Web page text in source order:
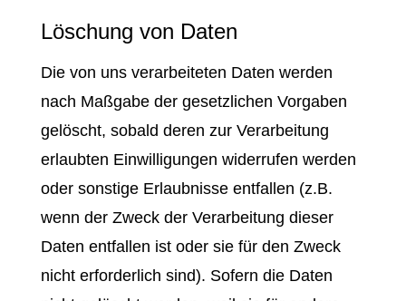
Löschung von Daten
Die von uns verarbeiteten Daten werden
nach Maßgabe der gesetzlichen Vorgaben
gelöscht, sobald deren zur Verarbeitung
erlaubten Einwilligungen widerrufen werden
oder sonstige Erlaubnisse entfallen (z.B.
wenn der Zweck der Verarbeitung dieser
Daten entfallen ist oder sie für den Zweck
nicht erforderlich sind). Sofern die Daten